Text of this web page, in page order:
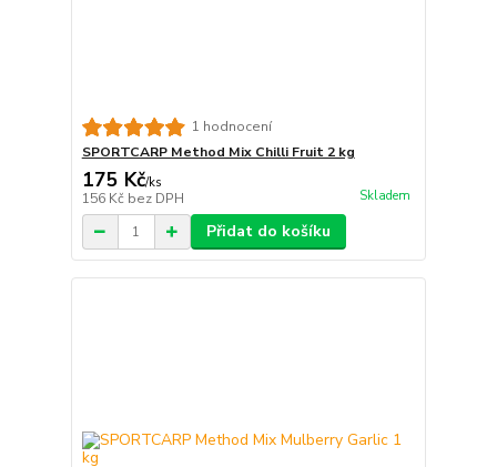
1 hodnocení
SPORTCARP Method Mix Chilli Fruit 2 kg
175 Kč/ks
156 Kč bez DPH Skladem
Přidat do košíku